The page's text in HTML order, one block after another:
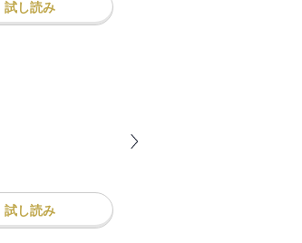
試し読み
試し読み